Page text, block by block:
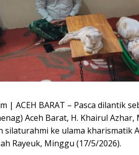
| ACEH BARAT – Pasca dilantik
Aceh Barat, H. Khairul
silaturahmi ke ulama kharismatik
Rayeuk, Minggu (17/5/2026).